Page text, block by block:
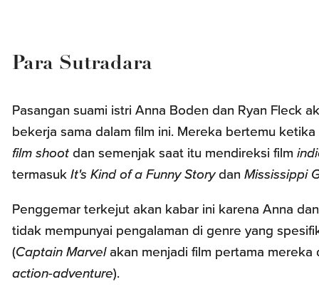
Para Sutradara
Pasangan suami istri Anna Boden dan Ryan Fleck
bekerja sama dalam film ini. Mereka bertemu ketika
film shoot dan semenjak saat itu mendireksi film
termasukIt's Kind of a Funny StorydanMississippi
Penggemar terkejut akan kabar ini karena Anna
tidak mempunyai pengalaman di genre yang
(Captain Marvel akan menjadi film pertama mereka
action-adventure).